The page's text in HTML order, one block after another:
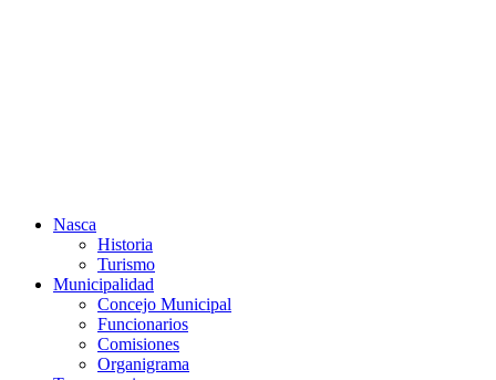
Nasca
Historia
Turismo
Municipalidad
Concejo Municipal
Funcionarios
Comisiones
Organigrama